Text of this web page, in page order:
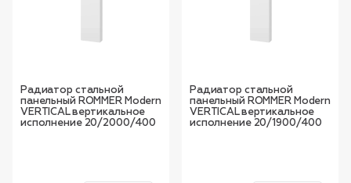
Радиатор стальной
панельный ROMMER Modern
VERTICAL вертикальное
исполнение 20/2000/400
Радиатор стальной
панельный ROMMER Modern
VERTICAL вертикальное
исполнение 20/1900/400